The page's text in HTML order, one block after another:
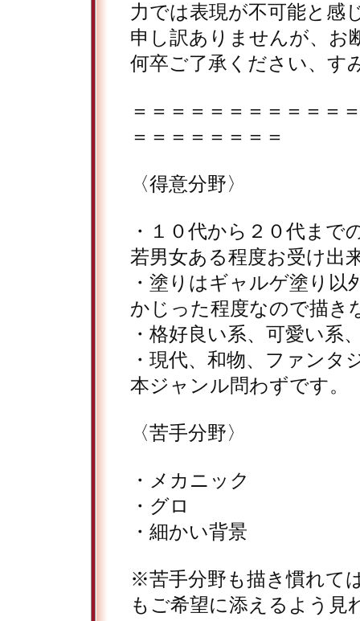
力では表現が不可能と感
申し訳ありませんが、お
何卒ご了承ください、す
＝＝＝＝＝＝＝＝＝＝＝
＝＝＝＝＝＝＝＝
〈得意分野〉
・１０代から２０代ま
若男女ある程度お受け出
・塗りはギャルゲ塗り
かじった程度なので描き
・格好良い系、可愛い系
・現代、和物、ファン
本ジャンル問わずです。
〈苦手分野〉
・メカニック
・グロ
・細かい背景
※苦手分野も描き慣れて
もご希望に添えるよう見